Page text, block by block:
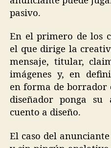
pasivo.
En el primero de los
el que dirige la
mensaje, titular,
imágenes y, en
en forma de borrador
diseñador ponga
cuento a diseño.
El caso del